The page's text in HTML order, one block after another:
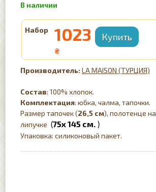
Набор 1023
₴
LA MAISON (ТУРЦИЯ)
Состав: 100% хлопок.
Комплектация: юбка, чалма, тапочки.
Размер тапочек (26,5 см), полотенце на
липучке (75х 145 см. )
Упаковка: силиконовый пакет.